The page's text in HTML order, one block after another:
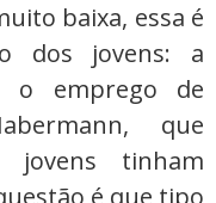
baixa, essa é
dos jovens: a
o emprego de
que
tinham